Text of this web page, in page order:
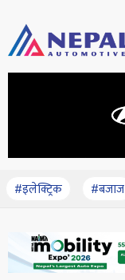
#इलेक्ट्रिक #बजाज